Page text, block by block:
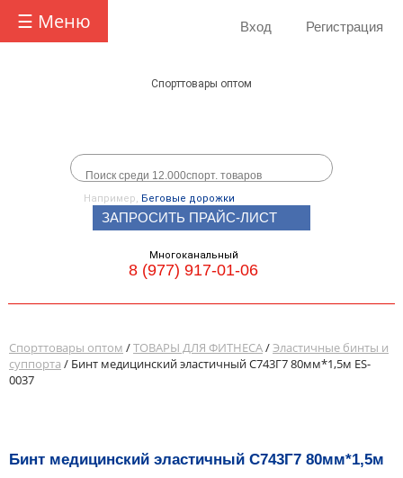
☰ Меню Вход Регистрация
Спорттовары оптом
Например, Беговые дорожки
ЗАПРОСИТЬ ПРАЙС-ЛИСТ
Многоканальный
8 (977) 917-01-06
Спорттовары оптом /ТОВАРЫ ДЛЯ ФИТНЕСА/Эластичные бинты и
суппорта / Бинт медицинский эластичный С743Г7 80мм*1,5м ES-
0037
Бинт медицинский эластичный С743Г7 80мм*1,5м